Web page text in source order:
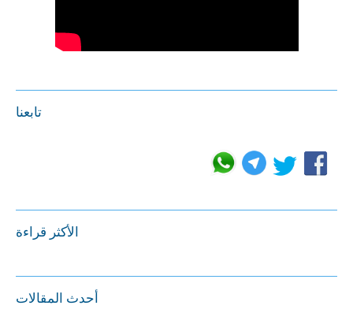
تابعنا
الأكثر قراءة
أحدث المقالات